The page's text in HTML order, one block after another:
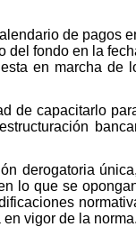
de pagos
del fondo en la
en marcha de
de capacitarlo
derogatoria
lo que se
vigor de la norma.